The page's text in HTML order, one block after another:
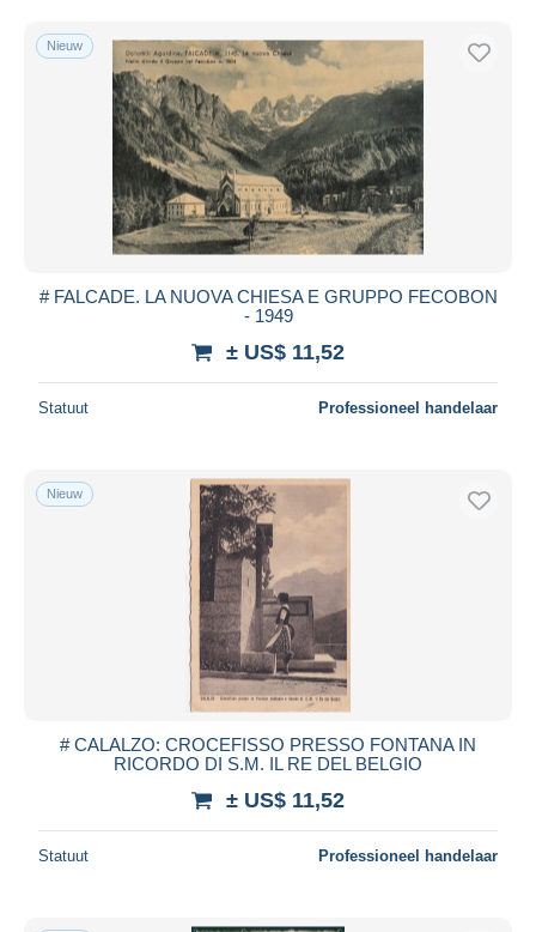
Nieuw
# FALCADE. LA NUOVA CHIESA E GRUPPO FECOBON
- 1949
± US$ 11,52
Statuut Professioneel handelaar
Nieuw
# CALALZO: CROCEFISSO PRESSO FONTANA IN
RICORDO DI S.M. IL RE DEL BELGIO
± US$ 11,52
Statuut Professioneel handelaar